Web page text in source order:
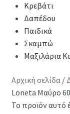
Κρεβάτι
Δαπέδου
Παιδικά
Σκαμπώ
Μαξιλάρια
Αρχική σελίδα /
Loneta Μαύρο
Το προϊόν αυτό